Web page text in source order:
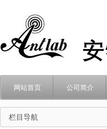
网站首页 公司简介
栏目导航